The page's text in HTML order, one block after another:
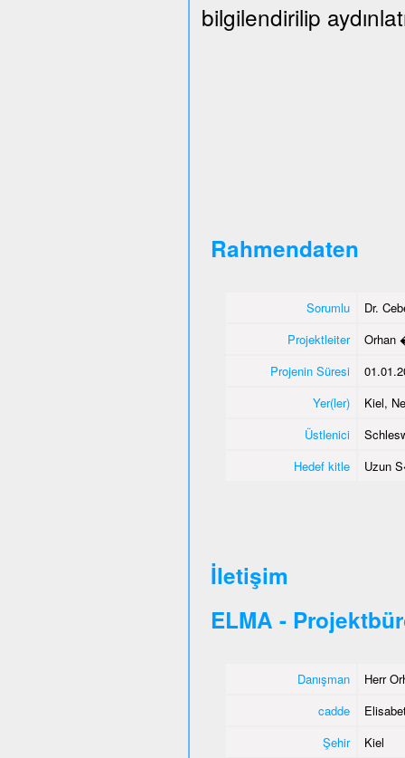
bilgilendirilip
Rahmendaten
Sorumlu
Dr.
Projektleiter
Orhan
Projenin Süresi
Yer(ler)
Kiel,
Üstlenici
Hedef kitle
Uzun
İletişim
ELMA -
Danışman
Herr
cadde
Şehir
Kiel